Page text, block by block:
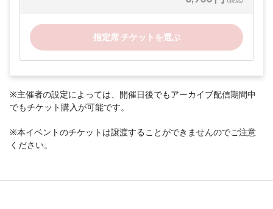
指定席 チケットを選ぶ
※主催者の設定によっては、開催日後でもアーカイブ配信期間中
でもチケット購入が可能です。
※本イベントのチケットは譲渡することができませんのでご注意
ください。